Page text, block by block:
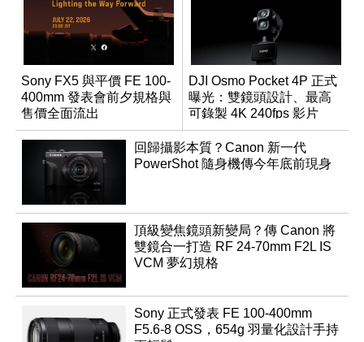
Sony FX5 與平價 FE 100-
400mm 發表會前夕規格與
售價全面流出
DJI Osmo Pocket 4P 正式
曝光：雙鏡頭設計、最高
可錄製 4K 240fps 影片
回歸攝影本質？Canon 新一代
PowerShot 隨身機傳今年底前現身
頂級變焦鏡頭新變局？傳 Canon 將
雙鏡合一打造 RF 24-70mm F2L IS
VCM 夢幻規格
Sony 正式發表 FE 100-400mm
F5.6-8 OSS，654g 羽量化設計手持